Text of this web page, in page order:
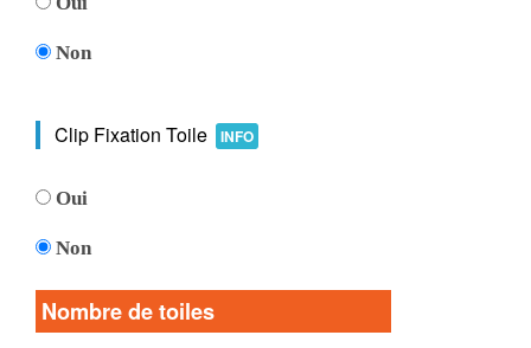
Non
Clip Fixation Toile INFO
Oui
Non
Nombre de toiles